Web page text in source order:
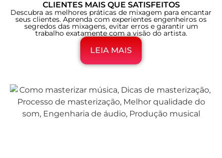
CLIENTES MAIS QUE SATISFEITOS
Descubra as melhores práticas de mixagem para encantar
seus clientes. Aprenda com experientes engenheiros os
segredos das mixagens, evitar erros e garantir um
trabalho exatamente com a visão do artista.
LEIA MAIS